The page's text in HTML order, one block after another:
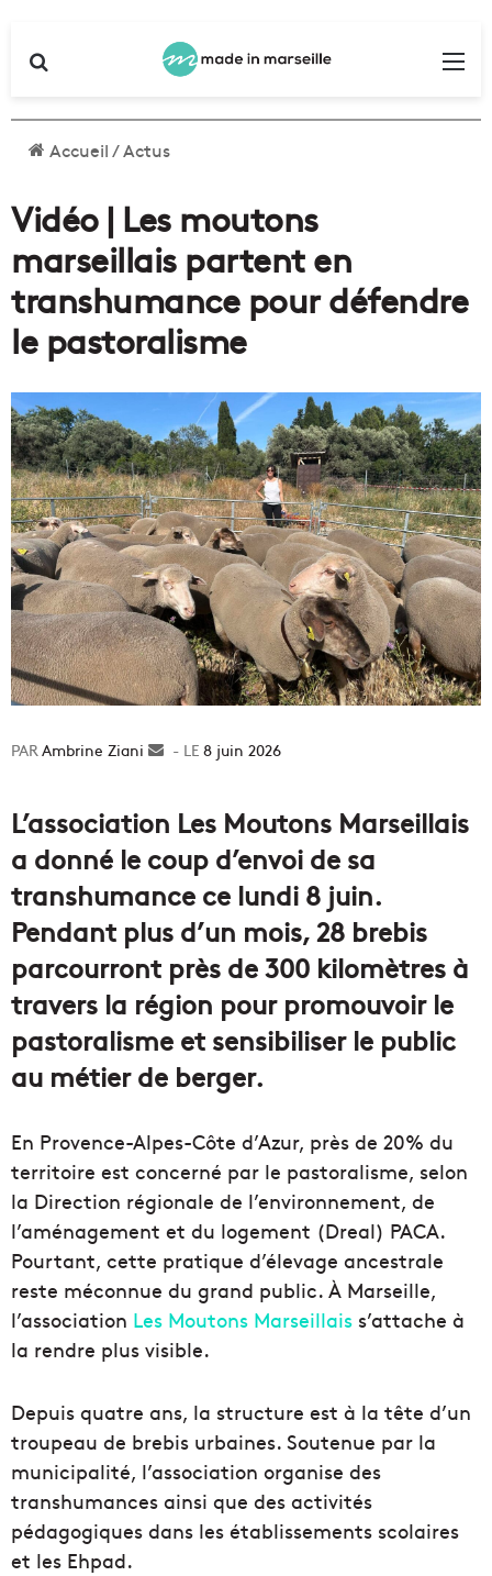
Accueil/Actus
Vidéo | Les moutons
marseillais partent en
transhumance pour défendre
le pastoralisme
Ambrine Ziani
Envoyer8 juin 2026
L’association Les Moutons Marseillais
a donné le coup d’envoi de sa
transhumance ce lundi 8 juin.
Pendant plus d’un mois, 28 brebis
parcourront près de 300 kilomètres à
travers la région pour promouvoir le
pastoralisme et sensibiliser le public
au métier de berger.
En Provence-Alpes-Côte d’Azur, près de 20% du
territoire est concerné par le pastoralisme, selon
la Direction régionale de l’environnement, de
l’aménagement et du logement (Dreal) PACA.
Pourtant, cette pratique d’élevage ancestrale
reste méconnue du grand public. À Marseille,
l’association Les Moutons Marseillais s’attache à
la rendre plus visible.
Depuis quatre ans, la structure est à la tête d’un
troupeau de brebis urbaines. Soutenue par la
municipalité, l’association organise des
transhumances ainsi que des activités
pédagogiques dans les établissements scolaires
et les Ehpad.